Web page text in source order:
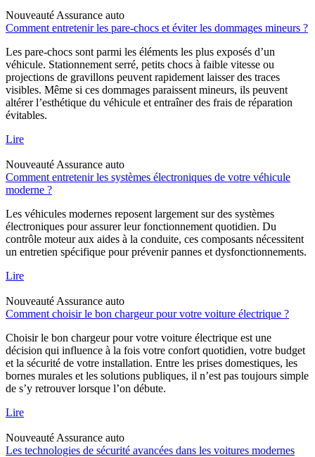
Nouveauté Assurance auto
Comment entretenir les pare-chocs et éviter les dommages mineurs ?
Les pare-chocs sont parmi les éléments les plus exposés d’un
véhicule. Stationnement serré, petits chocs à faible vitesse ou
projections de gravillons peuvent rapidement laisser des traces
visibles. Même si ces dommages paraissent mineurs, ils peuvent
altérer l’esthétique du véhicule et entraîner des frais de réparation
évitables.
Lire
Nouveauté Assurance auto
Comment entretenir les systèmes électroniques de votre véhicule
moderne ?
Les véhicules modernes reposent largement sur des systèmes
électroniques pour assurer leur fonctionnement quotidien. Du
contrôle moteur aux aides à la conduite, ces composants nécessitent
un entretien spécifique pour prévenir pannes et dysfonctionnements.
Lire
Nouveauté Assurance auto
Comment choisir le bon chargeur pour votre voiture électrique ?
Choisir le bon chargeur pour votre voiture électrique est une
décision qui influence à la fois votre confort quotidien, votre budget
et la sécurité de votre installation. Entre les prises domestiques, les
bornes murales et les solutions publiques, il n’est pas toujours simple
de s’y retrouver lorsque l’on débute.
Lire
Nouveauté Assurance auto
Les technologies de sécurité avancées dans les voitures modernes